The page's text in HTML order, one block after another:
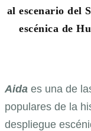
al escenario del
escénica de
Aida es una de
populares de la
despliegue